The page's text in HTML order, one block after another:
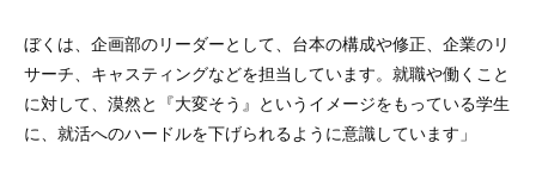
ぼくは、企画部のリーダーとして、台本の構成や修正、企業のリ
サーチ、キャスティングなどを担当しています。就職や働くこと
に対して、漠然と『大変そう』というイメージをもっている学生
に、就活へのハードルを下げられるように意識しています」